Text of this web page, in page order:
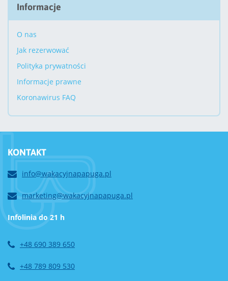
Informacje
O nas
Jak rezerwować
Polityka prywatności
Informacje prawne
Koronawirus FAQ
KONTAKT
info@wakacyjnapapuga.pl
marketing@wakacyjnapapuga.pl
Infolinia do 21 h
+48 690 389 650
+48 789 809 530